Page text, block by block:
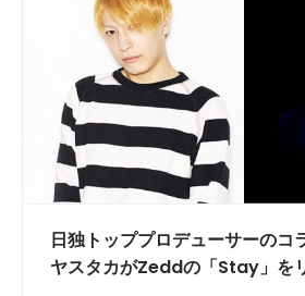
日独トッププロデューサーのコ
ヤスタカがZeddの「Stay」を